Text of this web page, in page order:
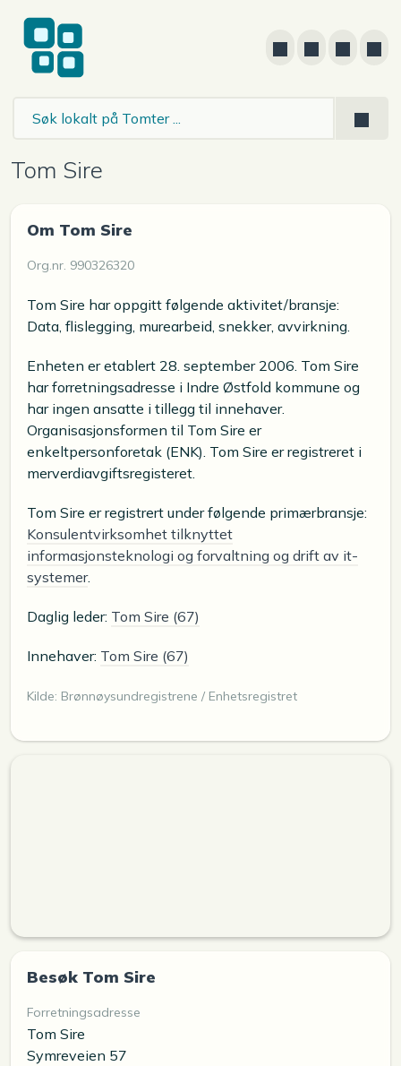
Tom Sire
Om Tom Sire
Org.nr. 990326320
Tom Sire har oppgitt følgende aktivitet/bransje:
Data, flislegging, murearbeid, snekker, avvirkning.
Enheten er etablert 28. september 2006. Tom Sire
har forretningsadresse i Indre Østfold kommune og
har ingen ansatte i tillegg til innehaver.
Organisasjonsformen til Tom Sire er
enkeltpersonforetak (ENK). Tom Sire er registreret i
merverdiavgiftsregisteret.
Tom Sire er registrert under følgende primærbransje:
Konsulentvirksomhet tilknyttet
informasjonsteknologi og forvaltning og drift av it-
systemer.
Daglig leder: Tom Sire (67)
Innehaver: Tom Sire (67)
Kilde: Brønnøysundregistrene / Enhetsregistret
Besøk Tom Sire
Forretningsadresse
Tom Sire
Symreveien 57